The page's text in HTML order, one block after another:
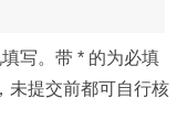
写。带 * 的为必填
未提交前都可自行核